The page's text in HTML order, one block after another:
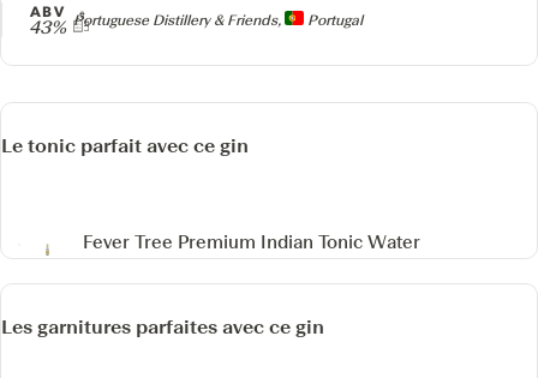
Producteur
Portuguese Distillery & Friends, Portugal
ABV
43%
Le tonic parfait avec ce gin
Fever Tree Premium Indian Tonic Water
Les garnitures parfaites avec ce gin